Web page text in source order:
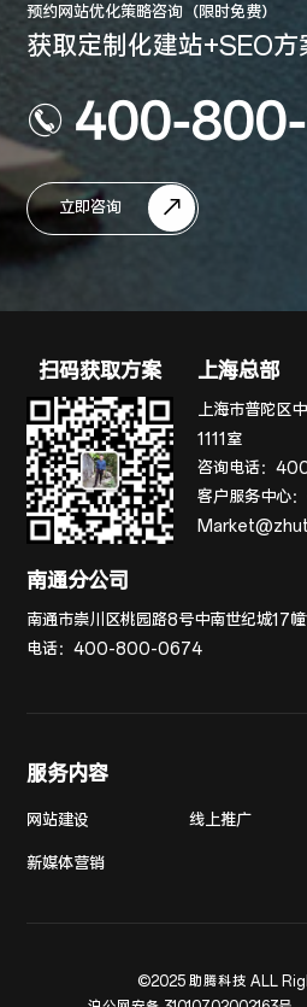
预约网站优化策略咨询（限时免费）
获取定制化建站+SEO方
400-
立即咨询
扫码获取方案 上海总部
上海市普陀区
1111室
咨询电话：
客户服务中心：
南通分公司
南通市崇川区桃园路8号中南世纪城17
电话：400-800-0674
服务内容
网站建设 线上推广
新媒体营销
©2025 助腾科技 ALL